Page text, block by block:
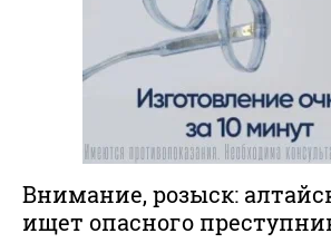
Внимание, розыск:
ищет опасного